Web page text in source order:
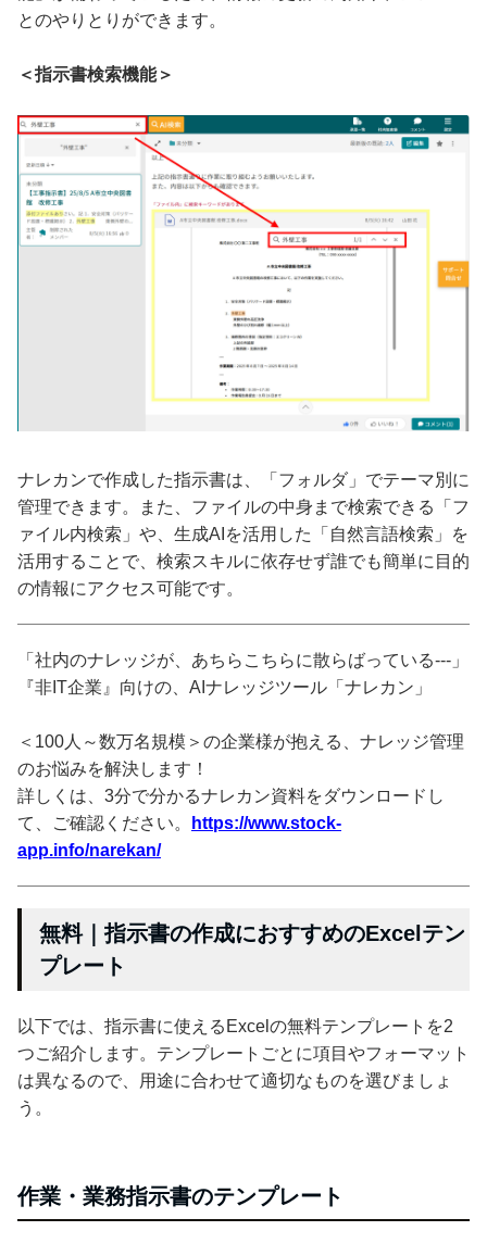
とのやりとりができます。
＜指示書検索機能＞
ナレカンで作成した指示書は、「フォルダ」でテーマ別に
管理できます。また、ファイルの中身まで検索できる「フ
ァイル内検索」や、生成AIを活用した「自然言語検索」を
活用することで、検索スキルに依存せず誰でも簡単に目的
の情報にアクセス可能です。
「社内のナレッジが、あちらこちらに散らばっている---」
『非IT企業』向けの、AIナレッジツール「ナレカン」
＜100人～数万名規模＞の企業様が抱える、ナレッジ管理
のお悩みを解決します！
詳しくは、3分で分かるナレカン資料をダウンロードし
て、ご確認ください。
https://www.stock-
app.info/narekan/
無料｜指示書の作成におすすめのExcelテン
プレート
以下では、指示書に使えるExcelの無料テンプレートを2
つご紹介します。テンプレートごとに項目やフォーマット
は異なるので、用途に合わせて適切なものを選びましょ
う。
作業・業務指示書のテンプレート